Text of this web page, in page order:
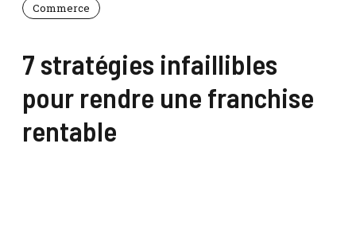
Commerce
7 stratégies infaillibles
pour rendre une franchise
rentable